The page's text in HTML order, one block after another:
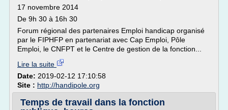
17 novembre 2014
De 9h 30 à 16h 30
Forum régional des partenaires Emploi handicap organisé
par le FIPHFP en partenariat avec Cap Emploi, Pôle
Emploi, le CNFPT et le Centre de gestion de la fonction...
Lire la suite
Date: 2019-02-12 17:10:58
Site : http://handipole.org
Temps de travail dans la fonction